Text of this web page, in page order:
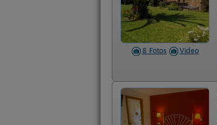
8 Fotos Video